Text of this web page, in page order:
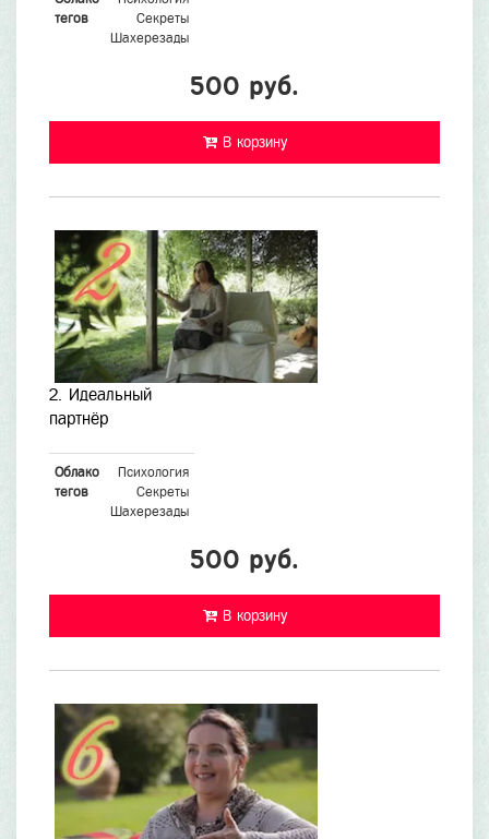
тегов
Секреты
Шахерезады
500 руб.
В корзину
2. Идеальный
партнёр
Облако
тегов
Психология
Секреты
Шахерезады
500 руб.
В корзину